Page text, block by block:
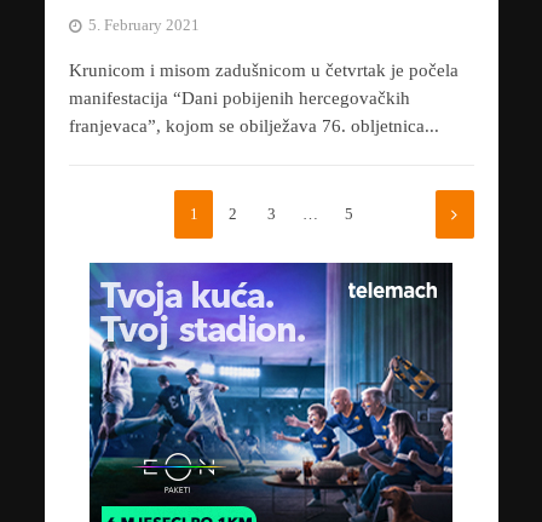
5. February 2021
Krunicom i misom zadušnicom u četvrtak je počela
manifestacija “Dani pobijenih hercegovačkih
franjevaca”, kojom se obilježava 76. obljetnica...
1 2 3 … 5